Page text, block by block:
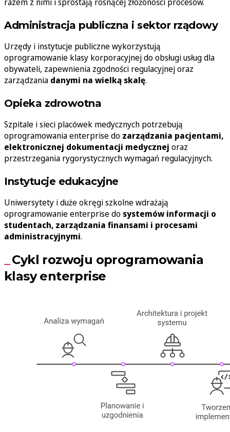
Administracja publiczna i sektor rządowy
Urzędy i instytucje publiczne wykorzystują
oprogramowanie klasy korporacyjnej do obsługi usług dla
obywateli, zapewnienia zgodności regulacyjnej oraz
zarządzania danymi na wielką skalę.
Opieka zdrowotna
Szpitale i sieci placówek medycznych potrzebują
oprogramowania enterprise do zarządzania pacjentami,
elektronicznej dokumentacji medycznej oraz
przestrzegania rygorystycznych wymagań regulacyjnych.
Instytucje edukacyjne
Uniwersytety i duże okręgi szkolne wdrażają
oprogramowanie enterprise do systemów informacji o
studentach, zarządzania finansami i procesami
administracyjnymi.
Cykl rozwoju oprogramowania
klasy enterprise